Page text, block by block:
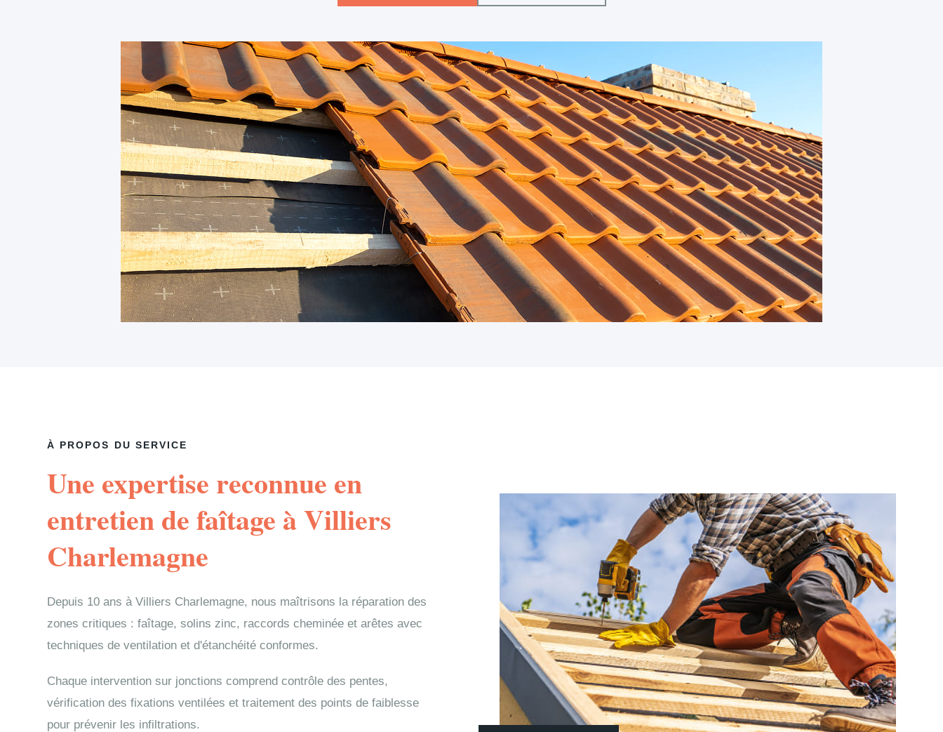
À PROPOS DU SERVICE
Une expertise reconnue en
entretien de faîtage à Villiers
Charlemagne
Depuis 10 ans à Villiers Charlemagne, nous maîtrisons la réparation des
zones critiques : faîtage, solins zinc, raccords cheminée et arêtes avec
techniques de ventilation et d'étanchéité conformes.
Chaque intervention sur jonctions comprend contrôle des pentes,
vérification des fixations ventilées et traitement des points de faiblesse
pour prévenir les infiltrations.